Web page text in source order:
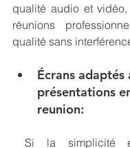
qualité audio et
réunions
qualité sans
Écrans adaptés
présentations
reunion: